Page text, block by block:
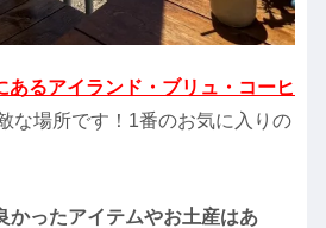
るアイランド・ブリュ・コーヒ
な場所です！1番のお気に入りの
かったアイテムやお土産はあ